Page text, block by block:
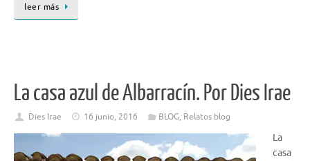
leer más
La casa azul de Albarracín. Por Dies Irae
Dies Irae 16 junio, 2016 BLOG, Relatos blog
La
casa